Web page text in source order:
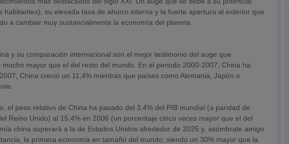
su elevada tasa de ahorro interna y la fuerte apertura al exterior que
a cambiar muy sustancialmente la economía del planeta.
y su comparación internacional son el mejor testimonio del auge que
mayor que el del resto del mundo. En el periodo 2000-2007, China ha
China creció un 11,4% mientras que países como Alemania, Japón o
el peso relativo de China ha pasado del 3,4% del PIB mundial (a paridad de
Reino Unido) al 15,4% en 2006 (un porcentaje cinco veces mayor que el del
china superará a la de Estados Unidos alrededor de 2025 y, asómbrate amigo
la primera economía en tamaño del mundo, siendo un 30% mayor que la